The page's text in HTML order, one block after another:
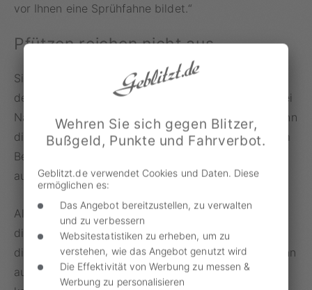
vor Ihnen eine Sprühfahne bildet.“
Pfützen reichen nicht aus
Sind nur vereinzelte Pfützen oder Wasserlachen auf
der Straße, muss dasTempolimit
mit dem Zusatz bei
Nässe nicht befolgt werden. Dasselbe gilt auch, wenn
die Fahrbahn nur feucht ist. Letzteres kann man zum
Beispiel anhand der dunkel verfärbten Oberfläche
ausmachen.
Allerdings sollten Autofahrer nicht vergessen, dass
die Geschwindigkeit laut § 3 Absatz 1 der StVO an
die Wetterverhältnisse angepasst werden muss. Denn
auch schon bei geringer Feuchtigkeit auf der Straße
Wehren Sie sich gegen Blitzer,
Bußgeld, Punkte und Fahrverbot.
Geblitzt.de verwendet Cookies und Daten. Diese
ermöglichen es:
Das Angebot bereitzustellen, zu verwalten
und zu verbessern
Websitestatistiken zu erheben, um zu
verstehen, wie das Angebot genutzt wird
Die Effektivität von Werbung zu messen &
Werbung zu personalisieren